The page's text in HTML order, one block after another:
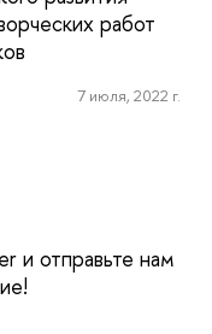
работ
7 июля, 2022 г.
и отправьте нам